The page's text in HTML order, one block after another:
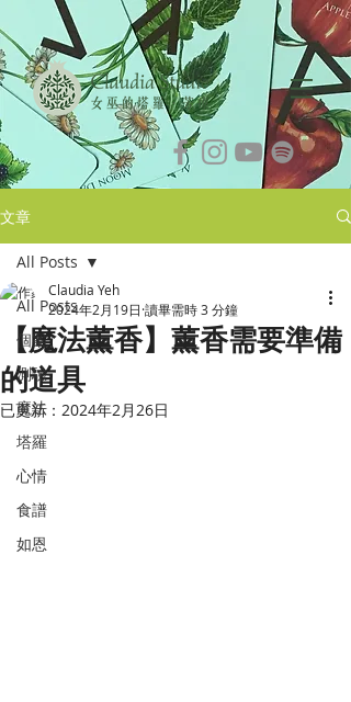
文章
All Posts
個案
測驗
魔法
塔羅
心情
食譜
如恩
All Posts
【魔法薰香】薰香需要準備
的道具
Claudia Yeh
2024年2月19日 讀畢需時 3 分鐘
已更新： 2024年2月26日